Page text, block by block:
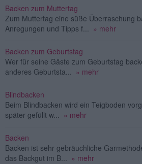
Backen zum Muttertag
Zum Muttertag eine süße Überraschung
Anregungen und Tipps f... » mehr
Backen zum Geburtstag
Wer für seine Gäste zum Geburtstag
anderes Geburtsta... » mehr
Blindbacken
Beim Blindbacken wird ein Teigboden
später gefüllt w... » mehr
Backen
Backen ist sehr gebräuchliche
das Backgut im B... » mehr